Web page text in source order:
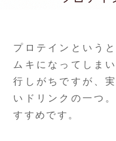
プロテインという
ムキになってしま
行しがちですが、
いドリンクの一つ
すすめです。